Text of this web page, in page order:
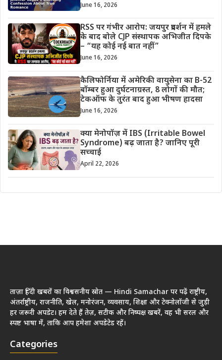
June 16, 2026
RSS पर गंभीर आरोप: जयपुर प्रदर्शन में हमले
के बाद बोले CJP संस्थापक अभिजीत दिपके
– “यह कोई नई बात नहीं”
June 16, 2026
कैलिफोर्निया में अमेरिकी वायुसेना का B-52
बॉम्बर हुआ दुर्घटनाग्रस्त, 8 लोगों की मौत;
टेकऑफ के तुरंत बाद हुआ भीषण हादसा
June 16, 2026
क्या मेनोपॉज़ में IBS (Irritable Bowel
Syndrome) बढ़ जाता है? जानिए पूरी
सच्चाई
April 22, 2026
ताज़ा हिंदी खबरों का विश्वसनीय स्रोत — Hindi Samachar पर पढ़ें राष्ट्रीय,
अंतर्राष्ट्रीय, राजनीति, खेल, मनोरंजन, व्यवसाय, शिक्षा और टेक्नोलॉजी से जुड़ी
हर जरूरी अपडेट। हम देते हैं तेज़, सटीक और निष्पक्ष खबरें, वह भी सरल और
स्पष्ट भाषा में, ताकि आप हमेशा अपडेटेड रहें।
Categories